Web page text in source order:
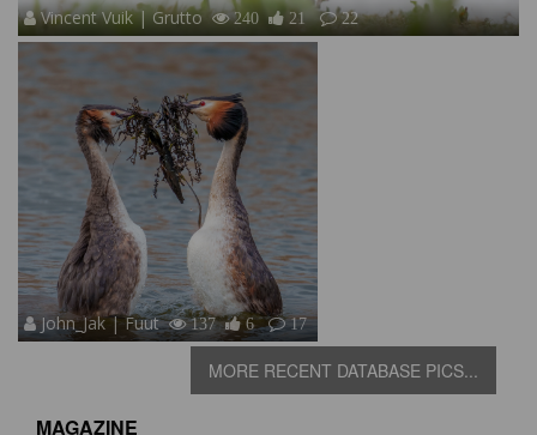
Vincent Vuik | Grutto 240 21 22
John_Jak | Fuut 137 6 17
MORE RECENT DATABASE PICS...
MAGAZINE